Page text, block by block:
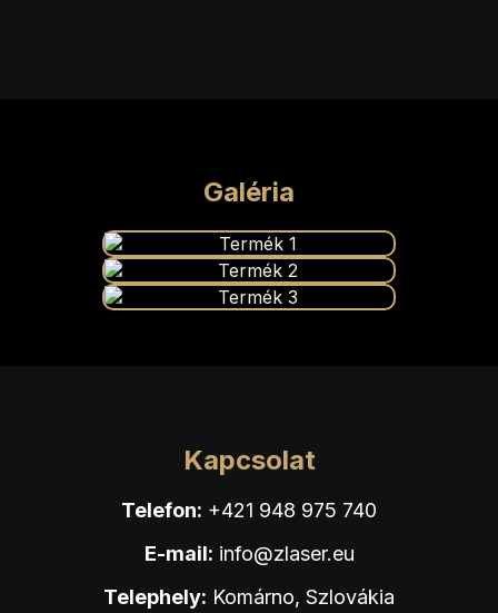
Galéria
Kapcsolat
Telefon: +421 948 975 740
E-mail: info@zlaser.eu
Telephely: Komárno, Szlovákia